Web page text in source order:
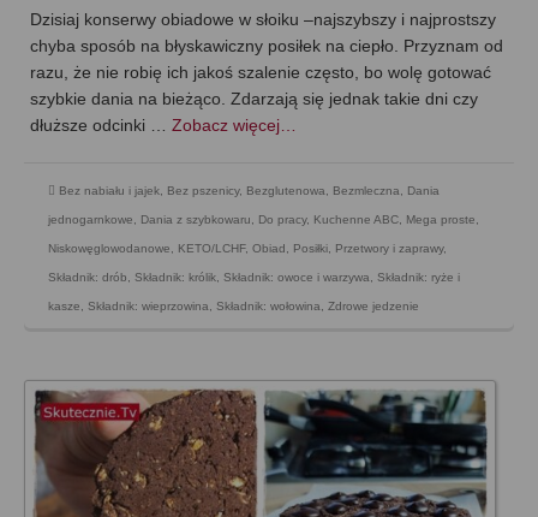
Dzisiaj konserwy obiadowe w słoiku –najszybszy i najprostszy
chyba sposób na błyskawiczny posiłek na ciepło. Przyznam od
razu, że nie robię ich jakoś szalenie często, bo wolę gotować
szybkie dania na bieżąco. Zdarzają się jednak takie dni czy
dłuższe odcinki … Zobacz więcej…
Bez nabiału i jajek, Bez pszenicy, Bezglutenowa, Bezmleczna, Dania
jednogarnkowe, Dania z szybkowaru, Do pracy, Kuchenne ABC, Mega proste,
Niskowęglowodanowe, KETO/LCHF, Obiad , Posiłki, Przetwory i zaprawy,
Składnik: drób, Składnik: królik, Składnik: owoce i warzywa, Składnik: ryże i
kasze, Składnik: wieprzowina, Składnik: wołowina, Zdrowe jedzenie